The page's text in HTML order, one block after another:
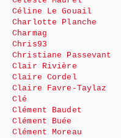
Céline Le Gouail
Charlotte Planche
Charmag
Chris93
Christiane Passevant
Clair Rivière
Claire Cordel
Claire Favre-Taylaz
Clé
Clément Baudet
Clément Buée
Clément Moreau